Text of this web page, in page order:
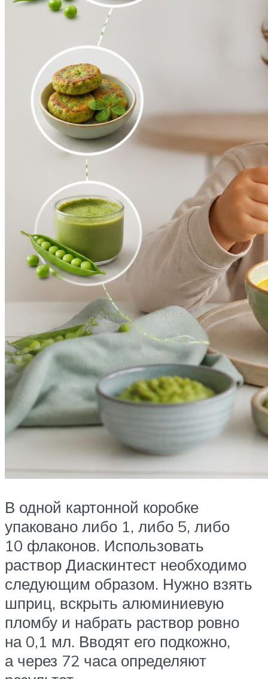
В одной картонной коробке
упаковано либо 1, либо 5, либо
10 флаконов. Использовать
раствор Диаскинтест необходимо
следующим образом. Нужно взять
шприц, вскрыть алюминиевую
пломбу и набрать раствор ровно
на 0,1 мл. Вводят его подкожно,
а через 72 часа определяют